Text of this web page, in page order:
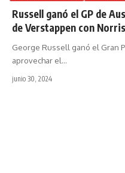
Russell ganó el GP de
de Verstappen con Norris
George Russell ganó el Gran
aprovechar el…
junio 30, 2024